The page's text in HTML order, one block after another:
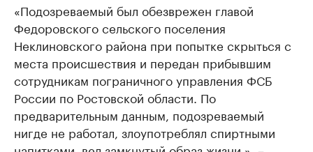
«Подозреваемый был обезврежен главой
Федоровского сельского поселения
Неклиновского района при попытке скрыться с
места происшествия и передан прибывшим
сотрудникам пограничного управления ФСБ
России по Ростовской области. По
предварительным данным, подозреваемый
нигде не работал, злоупотреблял спиртными